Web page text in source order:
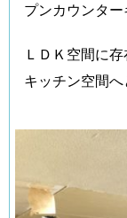
プンカウンター
ＬＤＫ空間に
キッチン空間へ